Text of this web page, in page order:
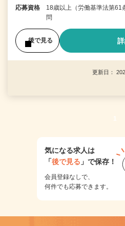
応募資格
18歳以上（労働基準法第61
問
後で見る
更新日：
1
気になる求人は
「後で見る 」で保存！
会員登録なしで、
何件でも応募できます。